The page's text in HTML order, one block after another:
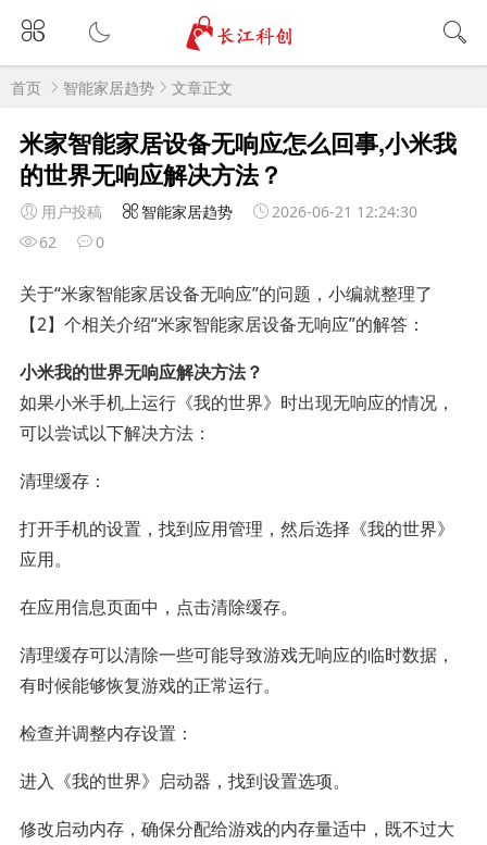
首页 智能家居趋势 文章正文
米家智能家居设备无响应怎么回事,小米我
的世界无响应解决方法？
用户投稿 智能家居趋势
2026-06-21 12:24:30
62
0
关于“米家智能家居设备无响应”的问题，小编就整理了
【2】个相关介绍“米家智能家居设备无响应”的解答：
小米我的世界无响应解决方法？
如果小米手机上运行《我的世界》时出现无响应的情况，
可以尝试以下解决方法：
清理缓存：
打开手机的设置，找到应用管理，然后选择《我的世界》
应用。
在应用信息页面中，点击清除缓存。
清理缓存可以清除一些可能导致游戏无响应的临时数据，
有时候能够恢复游戏的正常运行。
检查并调整内存设置：
进入《我的世界》启动器，找到设置选项。
修改启动内存，确保分配给游戏的内存量适中，既不过大